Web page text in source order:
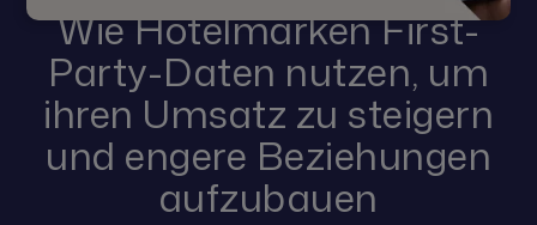
Wie Hotelmarken First-
Party-Daten nutzen, um
ihren Umsatz zu steigern
und engere Beziehungen
aufzubauen